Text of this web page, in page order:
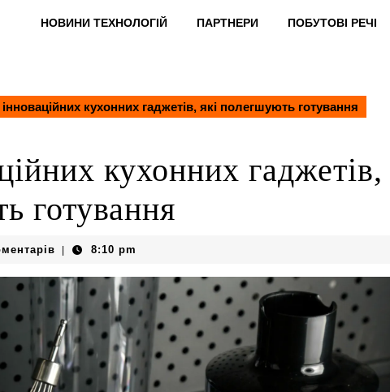
НОВИНИ ТЕХНОЛОГІЙ ПАРТНЕРИ ПОБУТОВІ РЕЧІ
кухонних гаджетів, які полегшують готування
кухонних гаджетів,
готування
8:10 pm